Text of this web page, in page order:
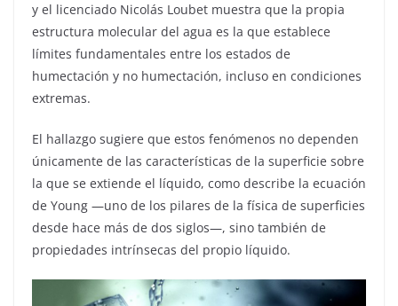
y el licenciado Nicolás Loubet muestra que la propia
estructura molecular del agua es la que establece
límites fundamentales entre los estados de
humectación y no humectación, incluso en condiciones
extremas.
El hallazgo sugiere que estos fenómenos no dependen
únicamente de las características de la superficie sobre
la que se extiende el líquido, como describe la ecuación
de Young —uno de los pilares de la física de superficies
desde hace más de dos siglos—, sino también de
propiedades intrínsecas del propio líquido.